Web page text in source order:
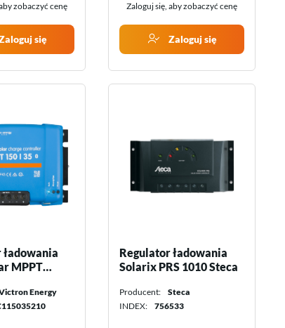
zobaczyć cenę
się
Zaloguj się, aby zobaczyć cenę
Zaloguj się
MPPT
Energy
Regulator ładowania
Solarix PRS 1010 Steca
Producent:
Steca
INDEX:
756533